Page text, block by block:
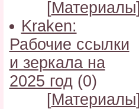
[Материалы]
Kraken:
Рабочие ссылки
и зеркала на
2025 год (0)
[Материалы]